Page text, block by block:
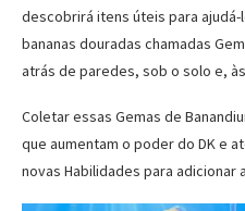
descobrirá itens úteis para ajudá-
bananas douradas chamadas
atrás de paredes, sob o solo e,
Coletar essas Gemas de
que aumentam o poder do DK e
novas Habilidades para adicionar